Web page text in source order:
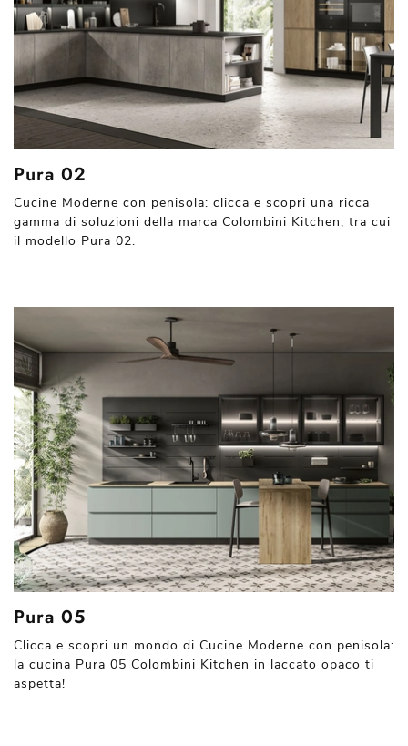
Pura 02
Cucine Moderne con penisola: clicca e scopri una ricca
gamma di soluzioni della marca Colombini Kitchen, tra cui
il modello Pura 02.
Pura 05
Clicca e scopri un mondo di Cucine Moderne con penisola:
la cucina Pura 05 Colombini Kitchen in laccato opaco ti
aspetta!